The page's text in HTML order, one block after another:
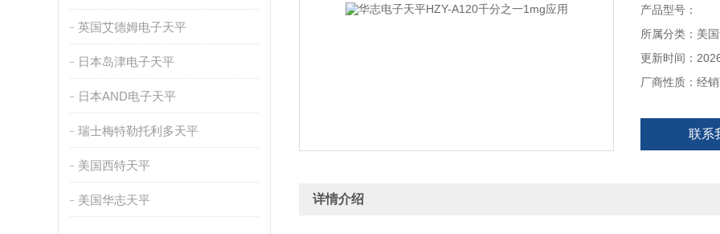
英国艾德姆电子天平
日本岛津电子天平
日本AND电子天平
瑞士梅特勒托利多天平
美国西特天平
美国华志天平
快，灵敏性与
产品型号：
所属分类：美
更新时间：
厂商性质：经
联系
详情介绍